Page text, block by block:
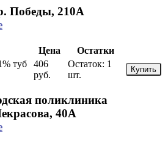
Победы, 210A
Цена
Остатки
туб
406
руб.
Остаток: 1
шт.
Купить
поликлиника
40A